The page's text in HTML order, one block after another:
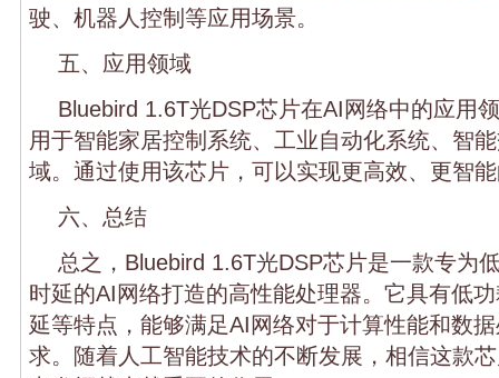
驶、机器人控制等应用场景。
五、应用领域
Bluebird 1.6T光DSP芯片在AI网络中的应用
用于智能家居控制系统、工业自动化系统、智
域。通过使用该芯片，可以实现更高效、更智
六、总结
总之，Bluebird 1.6T光DSP芯片是一款专为
时延的AI网络打造的高性能处理器。它具有低
延等特点，能够满足AI网络对于计算性能和数
求。随着人工智能技术的不断发展，相信这款